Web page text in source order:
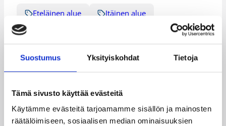
Suostumus Yksityiskohdat Tietoja
Tämä sivusto käyttää evästeitä
Käytämme evästeitä tarjoamamme sisällön ja mainosten
räätälöimiseen, sosiaalisen median ominaisuuksien
Eteläinen alue
Itäinen alue
Katso myös